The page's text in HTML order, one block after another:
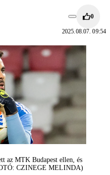
0
2025.08.07. 09:54
az MTK Budapest ellen, és
CZINEGE MELINDA)